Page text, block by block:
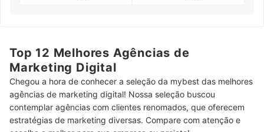
Top 12 Melhores Agências de
Marketing Digital
Chegou a hora de conhecer a seleção da mybest das melhores
agências de marketing digital! Nossa seleção buscou
contemplar agências com clientes renomados, que oferecem
estratégias de marketing diversas. Compare com atenção e